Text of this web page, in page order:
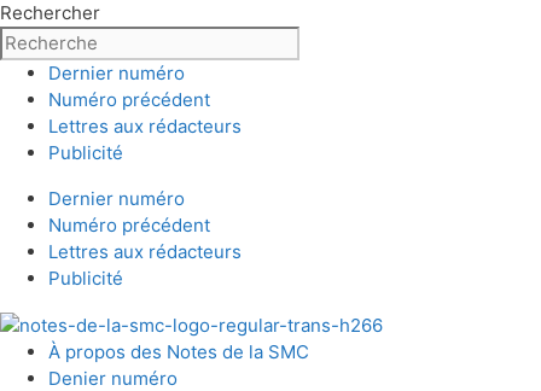
Rechercher
Dernier numéro
Numéro précédent
Lettres aux rédacteurs
Publicité
Dernier numéro
Numéro précédent
Lettres aux rédacteurs
Publicité
À propos des Notes de la SMC
Denier numéro